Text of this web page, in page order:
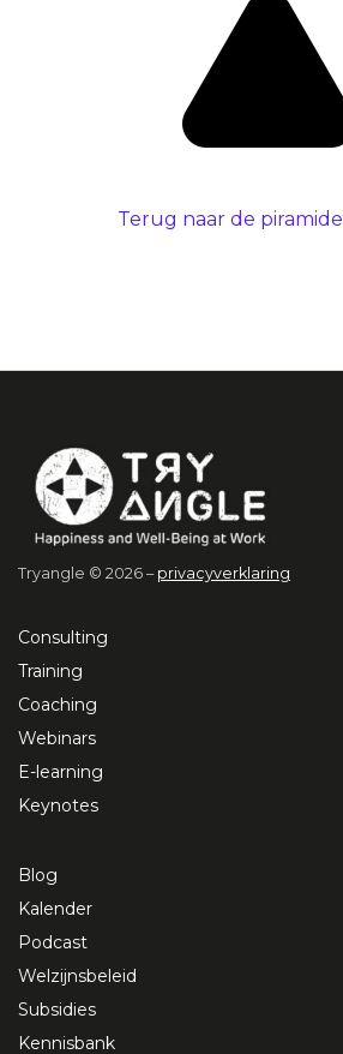
Terug naar de piramide
Tryangle © 2026 – privacyverklaring
Consulting
Training
Coaching
Webinars
E-learning
Keynotes
Blog
Kalender
Podcast
Welzijnsbeleid
Subsidies
Kennisbank